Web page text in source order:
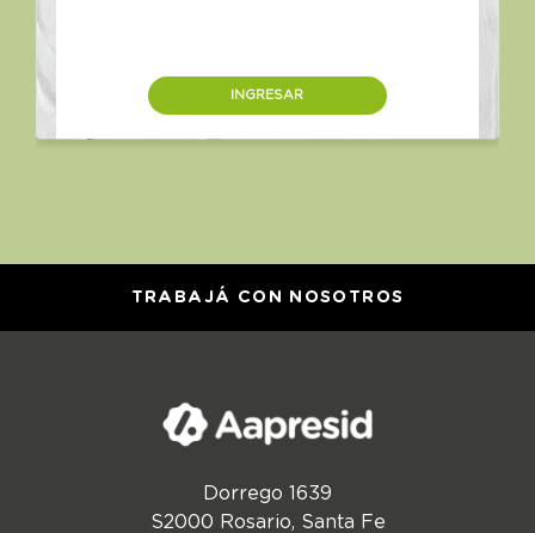
INGRESAR
TRABAJÁ CON NOSOTROS
Dorrego 1639
S2000 Rosario, Santa Fe